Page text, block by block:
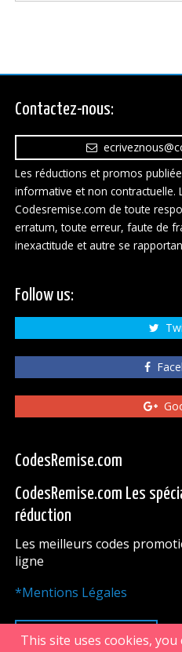
Contactez-nous:
Les réductions et promos
informative et non contractuelle.
Codesremise.com de toute
erratum, toute erreur, faute de
inexactitude et autre se
Follow us:
CodesRemise.com
CodesRemise.com Les
réduction
Les meilleurs codes
ligne
*Mentions Légales
HAUT DE PAGE
This site uses cookies,